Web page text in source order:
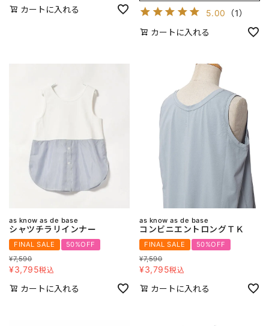
カートに入れる
5.00 （1）
カートに入れる
as know as de base
シャツチラリインナー
FINAL SALE
50%OFF
¥7,590
¥3,795税込
カートに入れる
as know as de base
コンビニエントロングＴＫ
FINAL SALE
50%OFF
¥7,590
¥3,795税込
カートに入れる